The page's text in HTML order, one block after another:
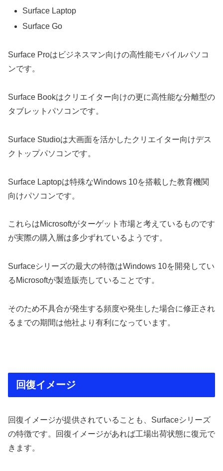
Surface Laptop
Surface Go
Surface Proはビジネスマン向けの高性能モバイルパソコ
ンです。
Surface Bookはクリエイター向けの更に高性能な分離型の
タブレットパソコンです。
Surface Studioは大画面を活かしたクリエイター向けデス
クトップパソコンです。
Surface Laptopは特殊なWindows 10を搭載した教育機関
向けパソコンです。
これらはMicrosoftがターゲット市場と考えているものです
が実際の購入層は多少ずれているようです。
Surfaceシリーズの最大の特徴はWindows 10を開発してい
るMicrosoftが製造販売していることです。
そのため不具合が発生する頻度や発生した場合に修正され
るまでの期間は他社より有利になっています。
回復イメージ
回復イメージが提供されていることも、Surfaceシリーズ
の特徴です。回復イメージがあれば工場出荷状態に復元で
きます。